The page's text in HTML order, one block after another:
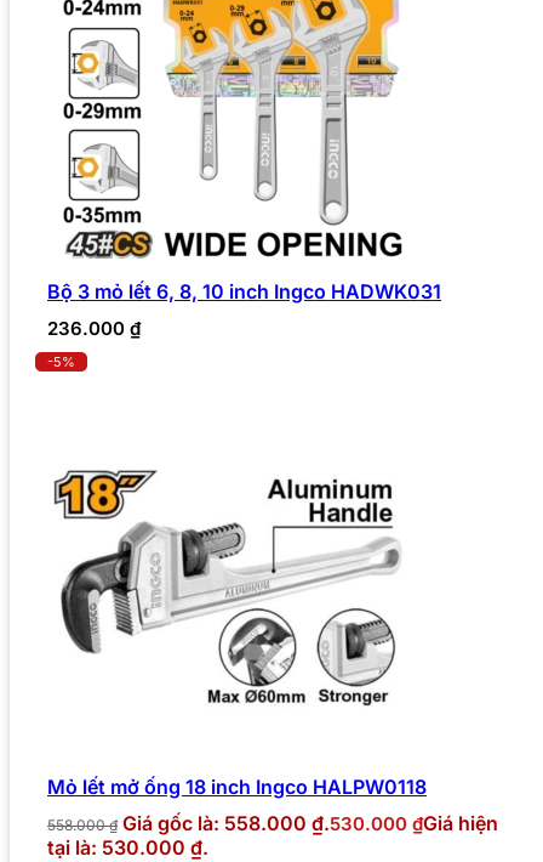
Bộ 3 mỏ lết 6, 8, 10 inch Ingco HADWK031
236.000 ₫
-5%
Mỏ lết mở ống 18 inch Ingco HALPW0118
558.000₫ Giá gốc là: 558.000 ₫.530.000 ₫Giá hiện
tại là: 530.000 ₫.